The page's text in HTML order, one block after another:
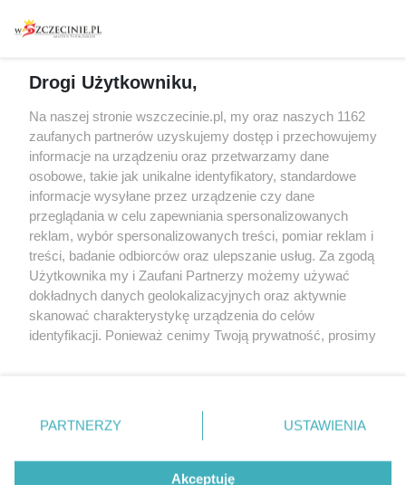
Wydarzenia
Warsztaty
Jarmarki, festyny, pchle
targi
Wernisaże
Więcej
Reklama
Redakcja
Specjalny koncert z okazji
20. urodzin portalu
wSzczecinie.pl
Regulamin konkursów
śniadaniówka "Hej
Szczecin! Jest piątek!"
the:protocol
Drogi Użytkowniku,
Na naszej stronie wszczecinie.pl, my oraz naszych 1162
zaufanych partnerów uzyskujemy dostęp i przechowujemy
informacje na urządzeniu oraz przetwarzamy dane
osobowe, takie jak unikalne identyfikatory, standardowe
informacje wysyłane przez urządzenie czy dane
przeglądania w celu zapewniania spersonalizowanych
reklam, wybór spersonalizowanych treści, pomiar reklam i
treści, badanie odbiorców oraz ulepszanie usług. Za zgodą
Użytkownika my i Zaufani Partnerzy możemy używać
dokładnych danych geolokalizacyjnych oraz aktywnie
skanować charakterystykę urządzenia do celów
identyfikacji. Ponieważ cenimy Twoją prywatność, prosimy
prywatności znajdujący się w lewym dolnym rogu strony
. Niektóre rodzaje przetwarzania danych nie wymagają
takiemu przetwarzaniu. Preferencje będą miały
PARTNERZY USTAWIENIA
Akceptuję